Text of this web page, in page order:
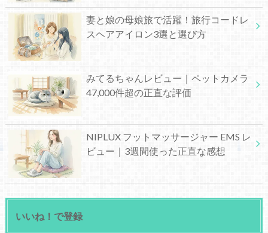
妻と娘の母娘旅で活躍！旅行コードレ
スヘアアイロン3選と選び方
みてるちゃんレビュー｜ペットカメラ
47,000件超の正直な評価
NIPLUX フットマッサージャー EMS レ
ビュー｜3週間使った正直な感想
いいね！で登録